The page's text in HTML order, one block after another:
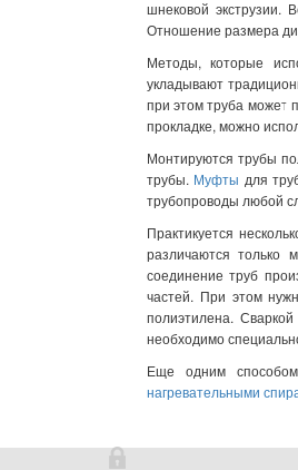
шнековой экструзии.
Отношение размера
Методы, которые
укладывают
при этом труба может
прокладке, можно
Монтируются трубы
трубы. Муфты для
трубопроводы любой
Практикуется
различаются только
соединение труб
частей. При этом
полиэтилена.
необходимо
Еще одним
нагревательными